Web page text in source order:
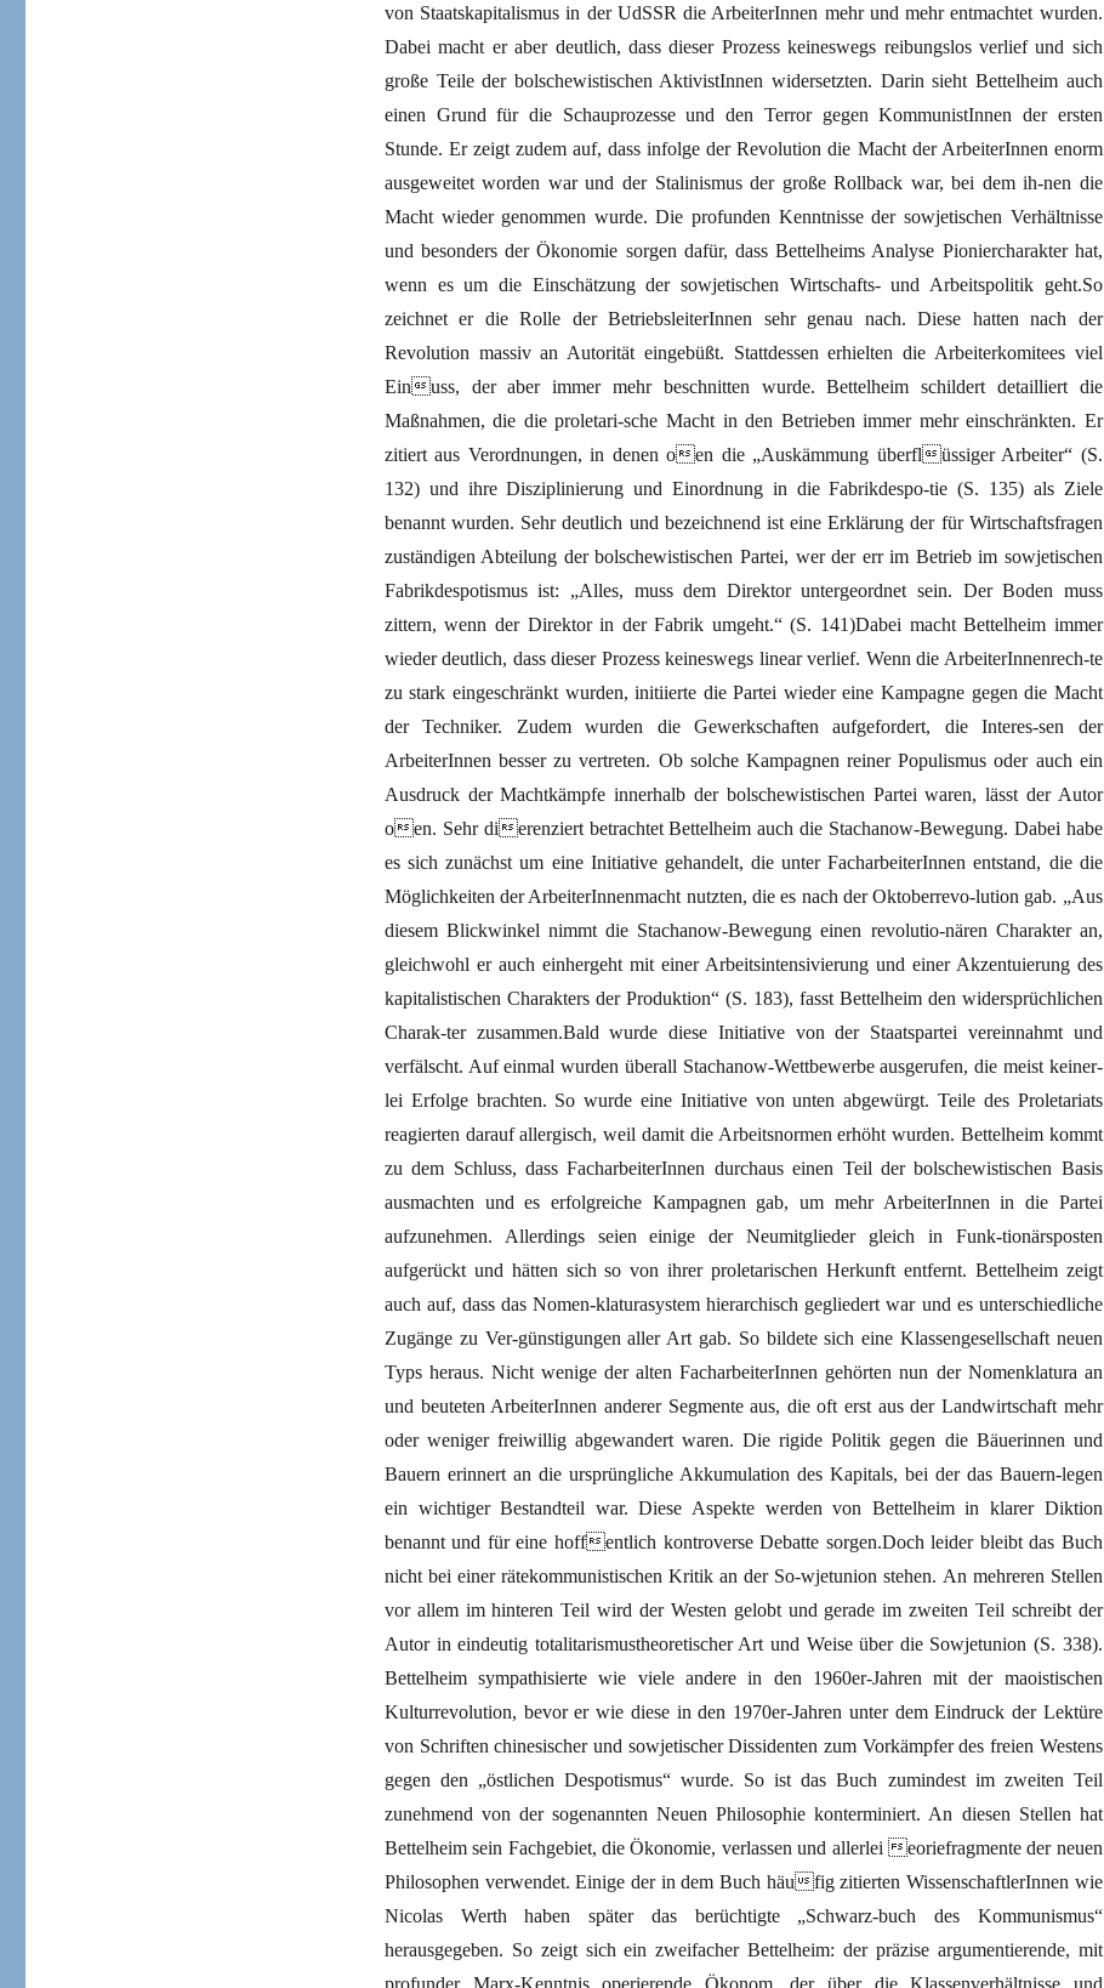
von Staatskapitalismus in der UdSSR die ArbeiterInnen mehr und mehr entmachtet wurden.
Dabei macht er aber deutlich, dass dieser Prozess keineswegs reibungslos verlief und sich
große Teile der bolschewistischen AktivistInnen widersetzten. Darin sieht Bettelheim auch
einen Grund für die Schauprozesse und den Terror gegen KommunistInnen der ersten
Stunde. Er zeigt zudem auf, dass infolge der Revolution die Macht der ArbeiterInnen enorm
ausgeweitet worden war und der Stalinismus der große Rollback war, bei dem ih-nen die
Macht wieder genommen wurde. Die profunden Kenntnisse der sowjetischen Verhältnisse
und besonders der Ökonomie sorgen dafür, dass Bettelheims Analyse Pioniercharakter hat,
wenn es um die Einschätzung der sowjetischen Wirtschafts- und Arbeitspolitik geht.So
zeichnet er die Rolle der BetriebsleiterInnen sehr genau nach. Diese hatten nach der
Revolution massiv an Autorität eingebüßt. Stattdessen erhielten die Arbeiterkomitees viel
Einuss, der aber immer mehr beschnitten wurde. Bettelheim schildert detailliert die
Maßnahmen, die die proletari-sche Macht in den Betrieben immer mehr einschränkten. Er
zitiert aus Verordnungen, in denen oen die „Auskämmung überflüssiger Arbeiter“ (S.
132) und ihre Disziplinierung und Einordnung in die Fabrikdespo-tie (S. 135) als Ziele
benannt wurden. Sehr deutlich und bezeichnend ist eine Erklärung der für Wirtschaftsfragen
zuständigen Abteilung der bolschewistischen Partei, wer der err im Betrieb im sowjetischen
Fabrikdespotismus ist: „Alles, muss dem Direktor untergeordnet sein. Der Boden muss
zittern, wenn der Direktor in der Fabrik umgeht.“ (S. 141)Dabei macht Bettelheim immer
wieder deutlich, dass dieser Prozess keineswegs linear verlief. Wenn die ArbeiterInnenrech-te
zu stark eingeschränkt wurden, initiierte die Partei wieder eine Kampagne gegen die Macht
der Techniker. Zudem wurden die Gewerkschaften aufgefordert, die Interes-sen der
ArbeiterInnen besser zu vertreten. Ob solche Kampagnen reiner Populismus oder auch ein
Ausdruck der Machtkämpfe innerhalb der bolschewistischen Partei waren, lässt der Autor
oen. Sehr dierenziert betrachtet Bettelheim auch die Stachanow-Bewegung. Dabei habe
es sich zunächst um eine Initiative gehandelt, die unter FacharbeiterInnen entstand, die die
Möglichkeiten der ArbeiterInnenmacht nutzten, die es nach der Oktoberrevo-lution gab. „Aus
diesem Blickwinkel nimmt die Stachanow-Bewegung einen revolutio-nären Charakter an,
gleichwohl er auch einhergeht mit einer Arbeitsintensivierung und einer Akzentuierung des
kapitalistischen Charakters der Produktion“ (S. 183), fasst Bettelheim den widersprüchlichen
Charak-ter zusammen.Bald wurde diese Initiative von der Staatspartei vereinnahmt und
verfälscht. Auf einmal wurden überall Stachanow-Wettbewerbe ausgerufen, die meist keiner-
lei Erfolge brachten. So wurde eine Initiative von unten abgewürgt. Teile des Proletariats
reagierten darauf allergisch, weil damit die Arbeitsnormen erhöht wurden. Bettelheim kommt
zu dem Schluss, dass FacharbeiterInnen durchaus einen Teil der bolschewistischen Basis
ausmachten und es erfolgreiche Kampagnen gab, um mehr ArbeiterInnen in die Partei
aufzunehmen. Allerdings seien einige der Neumitglieder gleich in Funk-tionärsposten
aufgerückt und hätten sich so von ihrer proletarischen Herkunft entfernt. Bettelheim zeigt
auch auf, dass das Nomen-klaturasystem hierarchisch gegliedert war und es unterschiedliche
Zugänge zu Ver-günstigungen aller Art gab. So bildete sich eine Klassengesellschaft neuen
Typs heraus. Nicht wenige der alten FacharbeiterInnen gehörten nun der Nomenklatura an
und beuteten ArbeiterInnen anderer Segmente aus, die oft erst aus der Landwirtschaft mehr
oder weniger freiwillig abgewandert waren. Die rigide Politik gegen die Bäuerinnen und
Bauern erinnert an die ursprüngliche Akkumulation des Kapitals, bei der das Bauern-legen
ein wichtiger Bestandteil war. Diese Aspekte werden von Bettelheim in klarer Diktion
benannt und für eine hoffentlich kontroverse Debatte sorgen.Doch leider bleibt das Buch
nicht bei einer rätekommunistischen Kritik an der So-wjetunion stehen. An mehreren Stellen
vor allem im hinteren Teil wird der Westen gelobt und gerade im zweiten Teil schreibt der
Autor in eindeutig totalitarismustheoretischer Art und Weise über die Sowjetunion (S. 338).
Bettelheim sympathisierte wie viele andere in den 1960er-Jahren mit der maoistischen
Kulturrevolution, bevor er wie diese in den 1970er-Jahren unter dem Eindruck der Lektüre
von Schriften chinesischer und sowjetischer Dissidenten zum Vorkämpfer des freien Westens
gegen den „östlichen Despotismus“ wurde. So ist das Buch zumindest im zweiten Teil
zunehmend von der sogenannten Neuen Philosophie konterminiert. An diesen Stellen hat
Bettelheim sein Fachgebiet, die Ökonomie, verlassen und allerlei eoriefragmente der neuen
Philosophen verwendet. Einige der in dem Buch häufig zitierten WissenschaftlerInnen wie
Nicolas Werth haben später das berüchtigte „Schwarz-buch des Kommunismus“
herausgegeben. So zeigt sich ein zweifacher Bettelheim: der präzise argumentierende, mit
profunder Marx-Kenntnis operierende Ökonom, der über die Klassenverhältnisse und